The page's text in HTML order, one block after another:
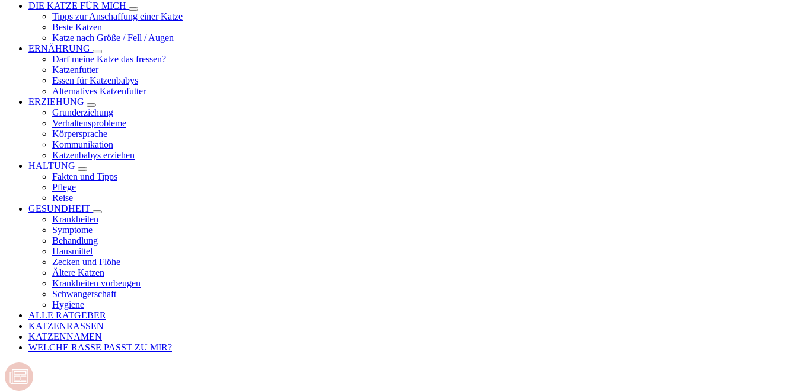
DIE KATZE FÜR MICH
Tipps zur Anschaffung einer Katze
Beste Katzen
Katze nach Größe / Fell / Augen
ERNÄHRUNG
Darf meine Katze das fressen?
Katzenfutter
Essen für Katzenbabys
Alternatives Katzenfutter
ERZIEHUNG
Grunderziehung
Verhaltensprobleme
Körpersprache
Kommunikation
Katzenbabys erziehen
HALTUNG
Fakten und Tipps
Pflege
Reise
GESUNDHEIT
Krankheiten
Symptome
Behandlung
Hausmittel
Zecken und Flöhe
Ältere Katzen
Krankheiten vorbeugen
Schwangerschaft
Hygiene
ALLE RATGEBER
KATZENRASSEN
KATZENNAMEN
WELCHE RASSE PASST ZU MIR?